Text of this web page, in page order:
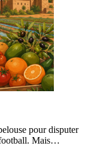
pour disputer
football. Mais…